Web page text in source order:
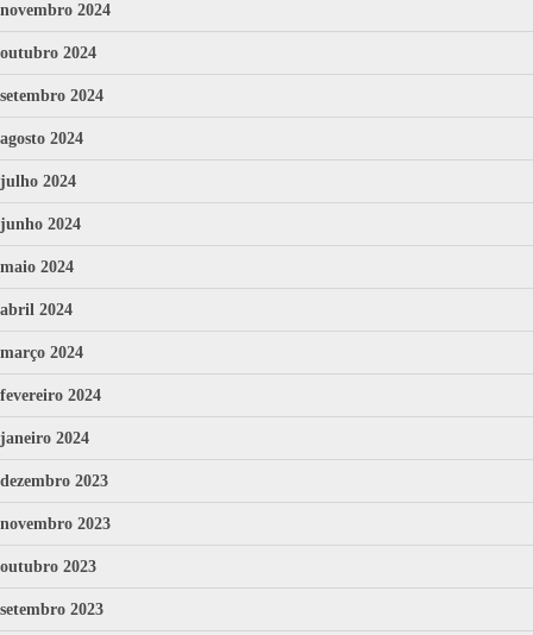
novembro 2024
outubro 2024
setembro 2024
agosto 2024
julho 2024
junho 2024
maio 2024
abril 2024
março 2024
fevereiro 2024
janeiro 2024
dezembro 2023
novembro 2023
outubro 2023
setembro 2023